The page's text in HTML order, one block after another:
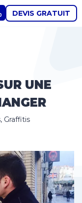
DEVIS GRATUIT
UNE
Graffitis